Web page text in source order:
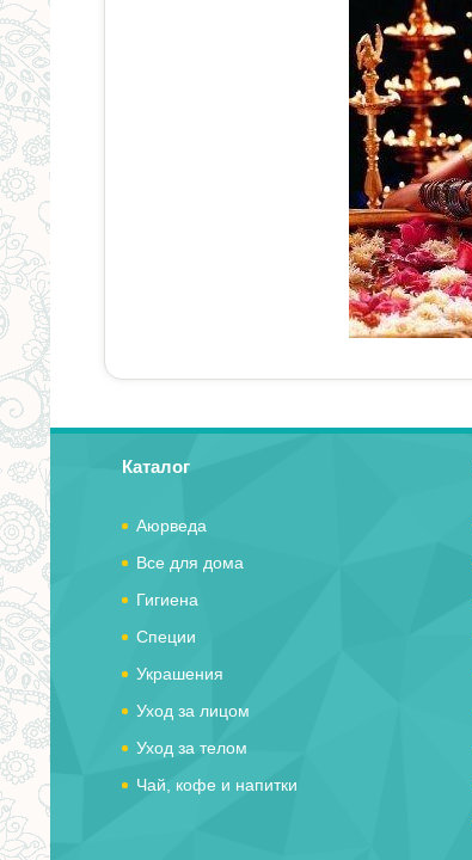
Каталог
Аюрведа
Все для дома
Гигиена
Специи
Украшения
Уход за лицом
Уход за телом
Чай, кофе и напитки